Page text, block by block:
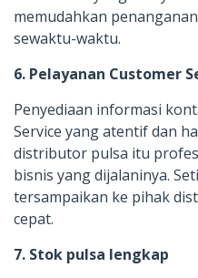
memudahkan
sewaktu-waktu.
6. Pelayanan Customer
Penyediaan informasi
Service yang atentif dan
distributor pulsa itu
bisnis yang dijalaninya.
tersampaikan ke pihak
cepat.
7. Stok pulsa lengkap